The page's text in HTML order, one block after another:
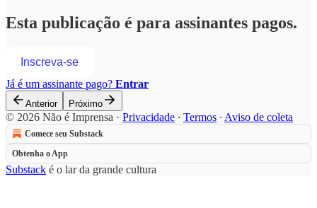
Esta publicação é para assinantes pagos.
Inscreva-se
Já é um assinante pago? Entrar
Anterior Próximo
© 2026 Não é Imprensa · Privacidade ∙ Termos ∙ Aviso de coleta
Comece seu Substack
Obtenha o App
Substack é o lar da grande cultura